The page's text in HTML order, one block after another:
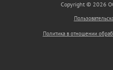
Copyright © 2026
Политика в отношении